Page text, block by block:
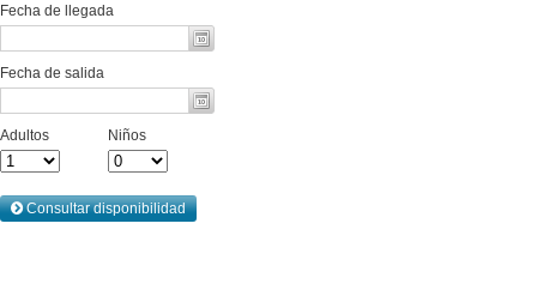
Fecha de llegada
Fecha de salida
Adultos Niños